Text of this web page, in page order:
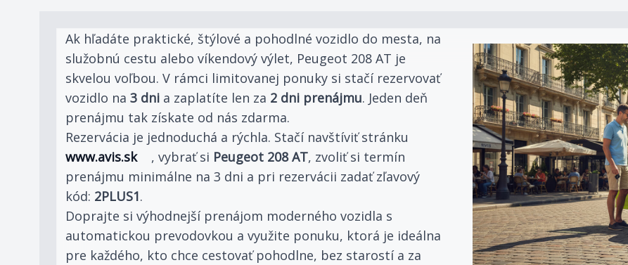
Ak hľadáte praktické, štýlové a pohodlné vozidlo do mesta, na
služobnú cestu alebo víkendový výlet, Peugeot 208 AT je
skvelou voľbou. V rámci limitovanej ponuky si stačí rezervovať
vozidlo na 3 dni a zaplatíte len za 2 dni prenájmu. Jeden deň
prenájmu tak získate od nás zdarma.
Rezervácia je jednoduchá a rýchla. Stačí navštíviť stránku
www.avis.sk
, vybrať si Peugeot 208 AT, zvoliť si termín
prenájmu minimálne na 3 dni a pri rezervácii zadať zľavový
kód: 2PLUS1.
Doprajte si výhodnejší prenájom moderného vozidla s
automatickou prevodovkou a využite ponuku, ktorá je ideálna
pre každého, kto chce cestovať pohodlne, bez starostí a za